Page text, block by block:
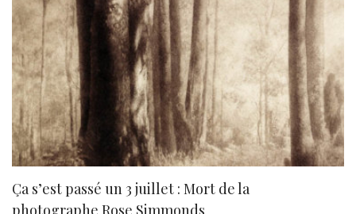
Ça s’est passé un 3 juillet : Mort de la